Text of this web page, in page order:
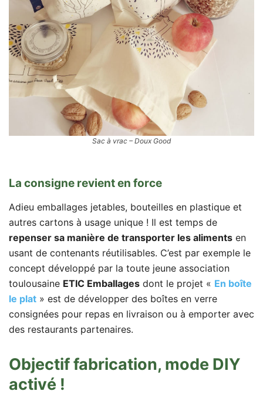
Sac à vrac – Doux Good
La consigne revient en force
Adieu emballages jetables, bouteilles en plastique et
autres cartons à usage unique ! Il est temps de
repenser sa manière de transporter les aliments en
usant de contenants réutilisables. C’est par exemple le
concept développé par la toute jeune association
toulousaine ETIC Emballages dont le projet « En boîte
le plat » est de développer des boîtes en verre
consignées pour repas en livraison ou à emporter avec
des restaurants partenaires.
Objectif fabrication, mode DIY
activé !